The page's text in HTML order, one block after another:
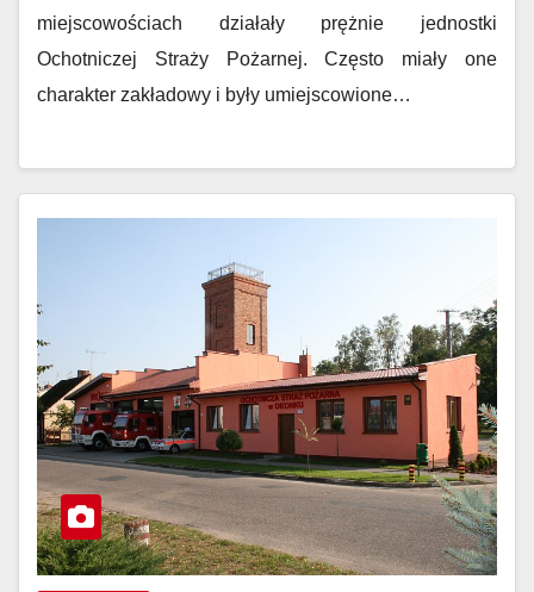
miejscowościach działały prężnie jednostki
Ochotniczej Straży Pożarnej. Często miały one
charakter zakładowy i były umiejscowione…